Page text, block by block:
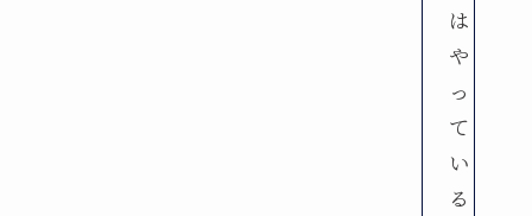
は
や
っ
て
い
る